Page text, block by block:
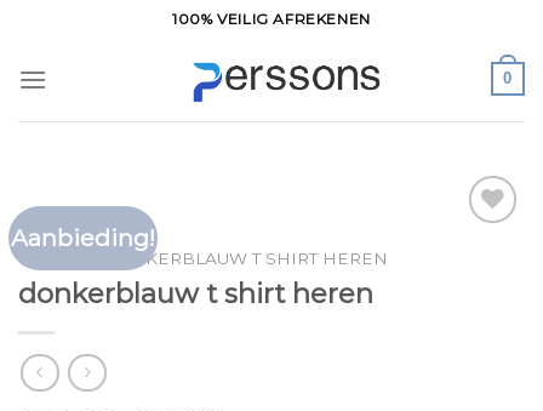
inhoud
100% VEILIG AFREKENEN
0
Aanbieding!
HOME DONKERBLAUW T SHIRT HEREN
donkerblauw t shirt heren